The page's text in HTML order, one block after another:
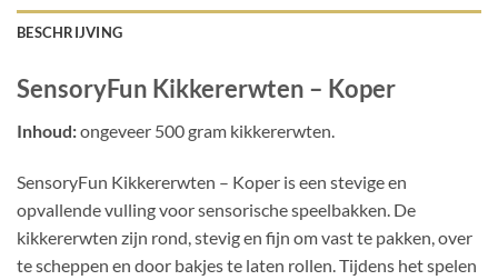
BESCHRIJVING
SensoryFun Kikkererwten – Koper
Inhoud:ongeveer 500 gram kikkererwten.
SensoryFun Kikkererwten – Koper is een stevige en
opvallende vulling voor sensorische speelbakken. De
kikkererwten zijn rond, stevig en fijn om vast te pakken, over
te scheppen en door bakjes te laten rollen. Tijdens het spelen